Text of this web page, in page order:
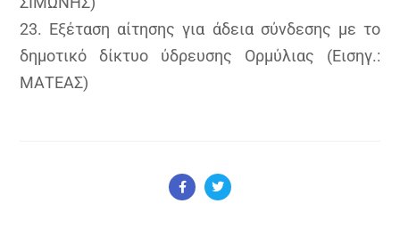
23. Εξέταση αίτησης για άδεια σύνδεσης με το
δημοτικό δίκτυο ύδρευσης Ορμύλιας (Εισηγ.:
ΜΑΤΕΑΣ)